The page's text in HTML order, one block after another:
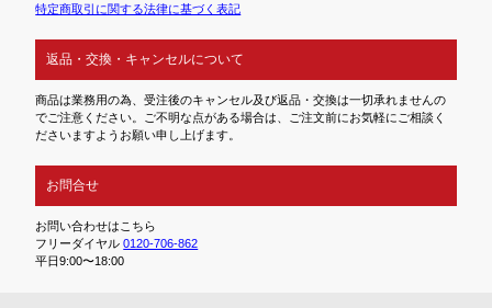
特定商取引に関する法律に基づく表記
返品・交換・キャンセルについて
商品は業務用の為、受注後のキャンセル及び返品・交換は一切承れませんの
でご注意ください。ご不明な点がある場合は、ご注文前にお気軽にご相談く
ださいますようお願い申し上げます。
お問合せ
お問い合わせはこちら
フリーダイヤル0120-706-862
平日9:00〜18:00